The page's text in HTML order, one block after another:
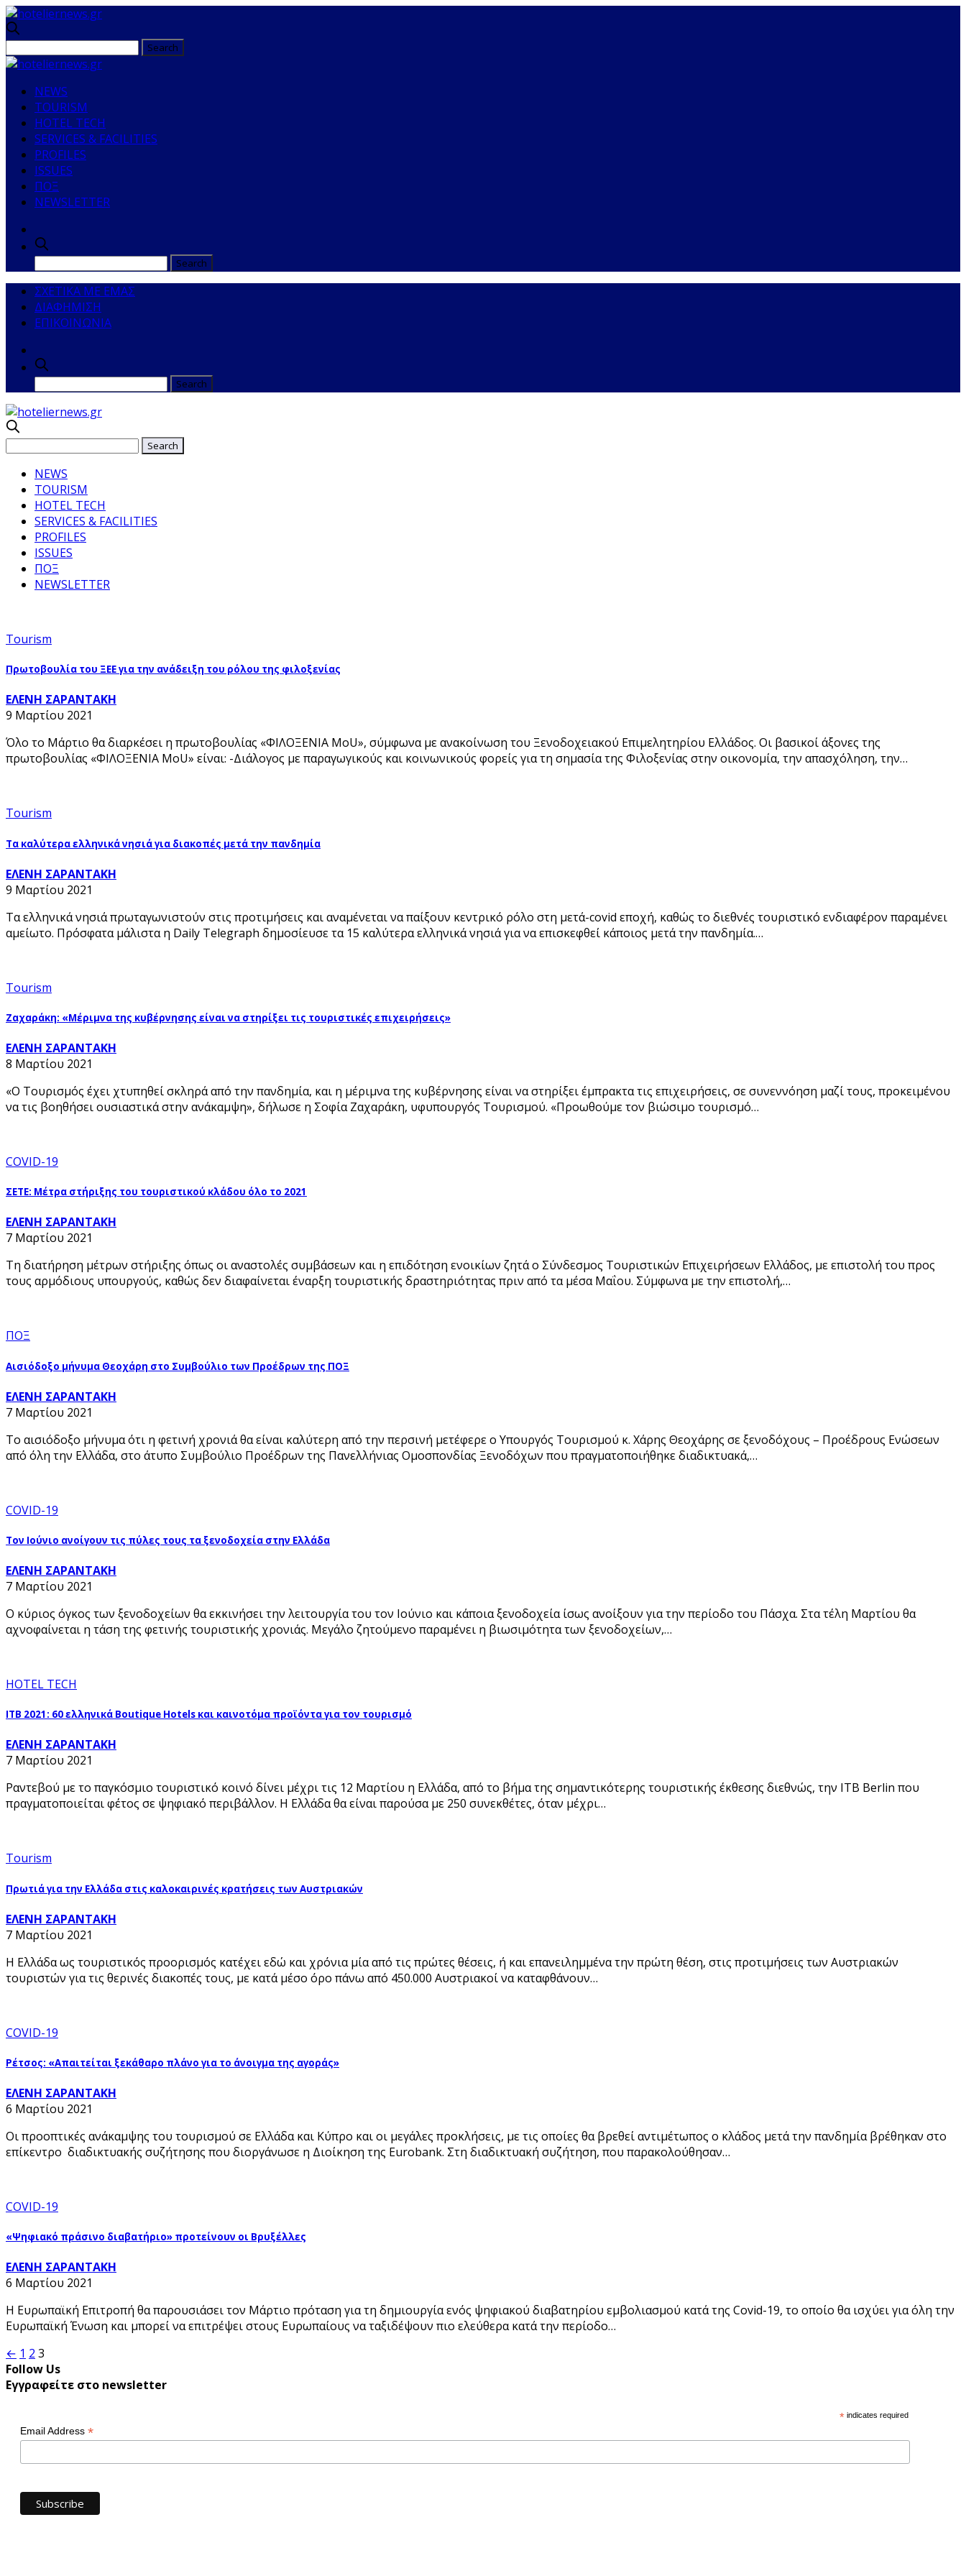
NEWS
TOURISM
HOTEL TECH
SERVICES & FACILITIES
PROFILES
ISSUES
ΠΟΞ
NEWSLETTER
ΣΧΕΤΙΚΑ ΜΕ ΕΜΑΣ
ΔΙΑΦΗΜΙΣΗ
ΕΠΙΚΟΙΝΩΝΙΑ
NEWS
TOURISM
HOTEL TECH
SERVICES & FACILITIES
PROFILES
ISSUES
ΠΟΞ
NEWSLETTER
Tourism
Πρωτοβουλία του ΞΕΕ για την ανάδειξη του ρόλου της φιλοξενίας
ΕΛΕΝΗ ΣΑΡΑΝΤΑΚΗ
9 Μαρτίου 2021
Όλο το Μάρτιο θα διαρκέσει η πρωτοβουλίας «ΦΙΛΟΞΕΝΙΑ MoU», σύμφωνα με ανακοίνωση του Ξενοδοχειακού Επιμελητηρίου Ελλάδος. Οι βασικοί άξονες της
πρωτοβουλίας «ΦΙΛΟΞΕΝΙΑ MοU» είναι: -Διάλογος με παραγωγικούς και κοινωνικούς φορείς για τη σημασία της Φιλοξενίας στην οικονομία, την απασχόληση, την…
Tourism
Τα καλύτερα ελληνικά νησιά για διακοπές μετά την πανδημία
ΕΛΕΝΗ ΣΑΡΑΝΤΑΚΗ
9 Μαρτίου 2021
Τα ελληνικά νησιά πρωταγωνιστούν στις προτιμήσεις και αναμένεται να παίξουν κεντρικό ρόλο στη μετά-covid εποχή, καθώς το διεθνές τουριστικό ενδιαφέρον παραμένει
αμείωτο. Πρόσφατα μάλιστα η Daily Telegraph δημοσίευσε τα 15 καλύτερα ελληνικά νησιά για να επισκεφθεί κάποιος μετά την πανδημία.…
Tourism
Ζαχαράκη: «Μέριμνα της κυβέρνησης είναι να στηρίξει τις τουριστικές επιχειρήσεις»
ΕΛΕΝΗ ΣΑΡΑΝΤΑΚΗ
8 Μαρτίου 2021
«Ο Τουρισμός έχει χτυπηθεί σκληρά από την πανδημία, και η μέριμνα της κυβέρνησης είναι να στηρίξει έμπρακτα τις επιχειρήσεις, σε συνεννόηση μαζί τους, προκειμένου
να τις βοηθήσει ουσιαστικά στην ανάκαμψη», δήλωσε η Σοφία Ζαχαράκη, υφυπουργός Τουρισμού. «Προωθούμε τον βιώσιμο τουρισμό…
COVID-19
ΣΕΤΕ: Μέτρα στήριξης του τουριστικού κλάδου όλο το 2021
ΕΛΕΝΗ ΣΑΡΑΝΤΑΚΗ
7 Μαρτίου 2021
Τη διατήρηση μέτρων στήριξης όπως οι αναστολές συμβάσεων και η επιδότηση ενοικίων ζητά ο Σύνδεσμος Τουριστικών Επιχειρήσεων Ελλάδος, με επιστολή του προς
τους αρμόδιους υπουργούς, καθώς δεν διαφαίνεται έναρξη τουριστικής δραστηριότητας πριν από τα μέσα Μαΐου. Σύμφωνα με την επιστολή,…
ΠΟΞ
Αισιόδοξο μήνυμα Θεοχάρη στο Συμβούλιο των Προέδρων της ΠΟΞ
ΕΛΕΝΗ ΣΑΡΑΝΤΑΚΗ
7 Μαρτίου 2021
Το αισιόδοξο μήνυμα ότι η φετινή χρονιά θα είναι καλύτερη από την περσινή μετέφερε ο Υπουργός Τουρισμού κ. Χάρης Θεοχάρης σε ξενοδόχους – Προέδρους Ενώσεων
από όλη την Ελλάδα, στο άτυπο Συμβούλιο Προέδρων της Πανελλήνιας Ομοσπονδίας Ξενοδόχων που πραγματοποιήθηκε διαδικτυακά,…
COVID-19
Τον Ιούνιο ανοίγουν τις πύλες τους τα ξενοδοχεία στην Ελλάδα
ΕΛΕΝΗ ΣΑΡΑΝΤΑΚΗ
7 Μαρτίου 2021
Ο κύριος όγκος των ξενοδοχείων θα εκκινήσει την λειτουργία του τον Ιούνιο και κάποια ξενοδοχεία ίσως ανοίξουν για την περίοδο του Πάσχα. Στα τέλη Μαρτίου θα
αχνοφαίνεται η τάση της φετινής τουριστικής χρονιάς. Μεγάλο ζητούμενο παραμένει η βιωσιμότητα των ξενοδοχείων,…
HOTEL TECH
ΙΤΒ 2021: 60 ελληνικά Boutique Hotels και καινοτόμα προϊόντα για τον τουρισμό
ΕΛΕΝΗ ΣΑΡΑΝΤΑΚΗ
7 Μαρτίου 2021
Ραντεβού με το παγκόσμιο τουριστικό κοινό δίνει μέχρι τις 12 Μαρτίου η Ελλάδα, από το βήμα της σημαντικότερης τουριστικής έκθεσης διεθνώς, την ΙΤΒ Berlin που
πραγματοποιείται φέτος σε ψηφιακό περιβάλλον. Η Ελλάδα θα είναι παρούσα με 250 συνεκθέτες, όταν μέχρι…
Tourism
Πρωτιά για την Ελλάδα στις καλοκαιρινές κρατήσεις των Αυστριακών
ΕΛΕΝΗ ΣΑΡΑΝΤΑΚΗ
7 Μαρτίου 2021
Η Ελλάδα ως τουριστικός προορισμός κατέχει εδώ και χρόνια μία από τις πρώτες θέσεις, ή και επανειλημμένα την πρώτη θέση, στις προτιμήσεις των Αυστριακών
τουριστών για τις θερινές διακοπές τους, με κατά μέσο όρο πάνω από 450.000 Αυστριακοί να καταφθάνουν…
COVID-19
Ρέτσος: «Απαιτείται ξεκάθαρο πλάνο για το άνοιγμα της αγοράς»
ΕΛΕΝΗ ΣΑΡΑΝΤΑΚΗ
6 Μαρτίου 2021
Οι προοπτικές ανάκαμψης του τουρισμού σε Ελλάδα και Κύπρο και οι μεγάλες προκλήσεις, με τις οποίες θα βρεθεί αντιμέτωπος ο κλάδος μετά την πανδημία βρέθηκαν στο
επίκεντρο διαδικτυακής συζήτησης που διοργάνωσε η Διοίκηση της Eurobank. Στη διαδικτυακή συζήτηση, που παρακολούθησαν…
COVID-19
«Ψηφιακό πράσινο διαβατήριο» προτείνουν οι Βρυξέλλες
ΕΛΕΝΗ ΣΑΡΑΝΤΑΚΗ
6 Μαρτίου 2021
Η Ευρωπαϊκή Επιτροπή θα παρουσιάσει τον Μάρτιο πρόταση για τη δημιουργία ενός ψηφιακού διαβατηρίου εμβολιασμού κατά της Covid-19, το οποίο θα ισχύει για όλη την
Ευρωπαϊκή Ένωση και μπορεί να επιτρέψει στους Ευρωπαίους να ταξιδέψουν πιο ελεύθερα κατά την περίοδο…
Σελιδοποίηση
άρθρων
← 1 2 3
Follow Us
Εγγραφείτε στο newsletter
* indicates required
Email Address *